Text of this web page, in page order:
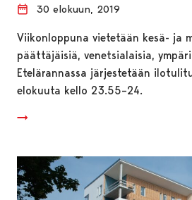
30 elokuun, 2019
Viikonloppuna vietetään kesä- ja
päättäjäisiä, venetsialaisia,
Etelärannassa järjestetään
elokuuta kello 23.55–24.